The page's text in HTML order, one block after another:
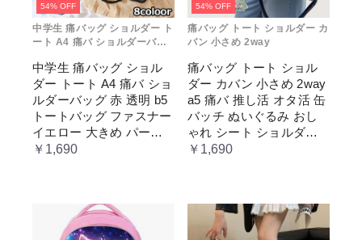
54% OFF
中学生 痛バッグ ショルダー ト
ート A4 痛バ ショルダーバッ
中学生 痛バッグ ショル
ダー トート A4 痛バ ショ
ルダーバッグ 赤 透明 b5
トートバッグ ファスナー
イエロー 大きめ パープ
ル 水色 いたばっく 痛バ
推し色 肩掛け レディー
￥1,690
54% OFF
痛バッグ トート ショルダー カ
バン 小さめ 2way
痛バッグ トート ショル
ダー カバン 小さめ 2way
a5 痛バ 推し活 オタ活 缶
バッチ ぬいぐるみ おし
ゃれ シート ショルダー
バッグ 透明 ポケット ク
￥1,690